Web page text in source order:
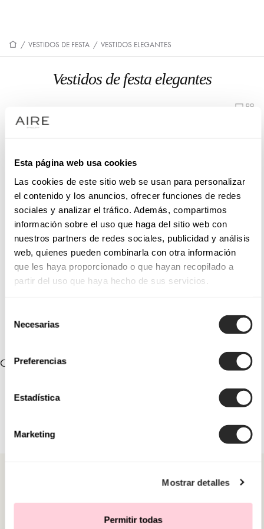
Esta página web usa cookies
Las cookies de este sitio web se usan para personalizar
el contenido y los anuncios, ofrecer funciones de redes
sociales y analizar el tráfico. Además, compartimos
información sobre el uso que haga del sitio web con
nuestros partners de redes sociales, publicidad y análisis
web, quienes pueden combinarla con otra información
que les haya proporcionado o que hayan recopilado a
partir del uso que haya hecho de sus servicios.
Necesarias
Preferencias
Estadística
Marketing
Mostrar detalles
Permitir todas
/ VESTIDOS DE FESTA / VESTIDOS ELEGANTES
Vestidos de festa elegantes
9UB4 9U50
9U51
COLEÇÕES VINCULADAS